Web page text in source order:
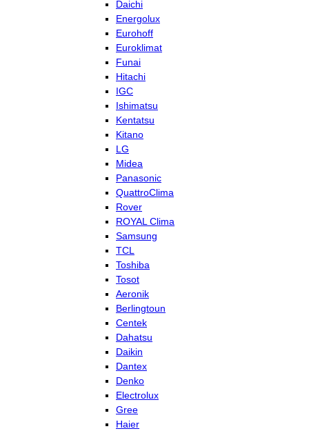
Daichi
Energolux
Eurohoff
Euroklimat
Funai
Hitachi
IGC
Ishimatsu
Kentatsu
Kitano
LG
Midea
Panasonic
QuattroClima
Rover
ROYAL Clima
Samsung
TCL
Toshiba
Tosot
Aeronik
Berlingtoun
Centek
Dahatsu
Daikin
Dantex
Denko
Electrolux
Gree
Haier